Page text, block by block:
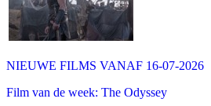
NIEUWE FILMS VANAF 16-07-2026
Film van de week: The Odyssey